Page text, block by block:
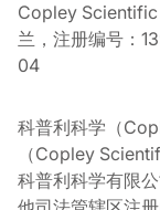
Copley Scientific
兰，注册编号：
04
科普利科学（
（Copley
科普利科学有限